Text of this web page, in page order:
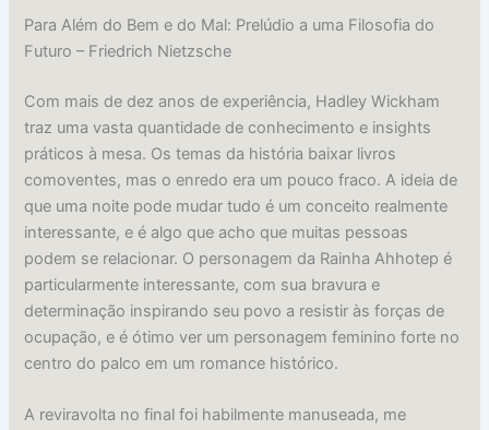
Para Além do Bem e do Mal: Prelúdio a uma Filosofia do
Futuro – Friedrich Nietzsche
Com mais de dez anos de experiência, Hadley Wickham
traz uma vasta quantidade de conhecimento e insights
práticos à mesa. Os temas da história baixar livros
comoventes, mas o enredo era um pouco fraco. A ideia de
que uma noite pode mudar tudo é um conceito realmente
interessante, e é algo que acho que muitas pessoas
podem se relacionar. O personagem da Rainha Ahhotep é
particularmente interessante, com sua bravura e
determinação inspirando seu povo a resistir às forças de
ocupação, e é ótimo ver um personagem feminino forte no
centro do palco em um romance histórico.
A reviravolta no final foi habilmente manuseada, me